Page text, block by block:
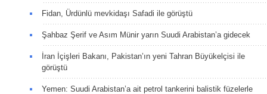
Fidan, Ürdünlü mevkidaşı Safadi ile görüştü
Şahbaz Şerif ve Asım Münir yarın Suudi Arabistan’a gidecek
İran İçişleri Bakanı, Pakistan’ın yeni Tahran Büyükelçisi ile
görüştü
Yemen: Suudi Arabistan’a ait petrol tankerini balistik füzelerle